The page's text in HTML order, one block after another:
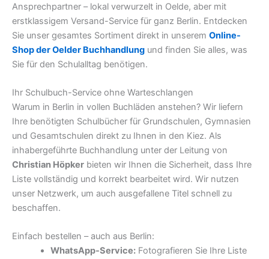
Ansprechpartner – lokal verwurzelt in Oelde, aber mit
erstklassigem Versand-Service für ganz Berlin. Entdecken
Sie unser gesamtes Sortiment direkt in unserem Online-
Shop der Oelder Buchhandlung und finden Sie alles, was
Sie für den Schulalltag benötigen.
Ihr Schulbuch-Service ohne Warteschlangen
Warum in Berlin in vollen Buchläden anstehen? Wir liefern
Ihre benötigten Schulbücher für Grundschulen, Gymnasien
und Gesamtschulen direkt zu Ihnen in den Kiez. Als
inhabergeführte Buchhandlung unter der Leitung von
Christian Höpker bieten wir Ihnen die Sicherheit, dass Ihre
Liste vollständig und korrekt bearbeitet wird. Wir nutzen
unser Netzwerk, um auch ausgefallene Titel schnell zu
beschaffen.
Einfach bestellen – auch aus Berlin:
WhatsApp-Service:Fotografieren Sie Ihre Liste